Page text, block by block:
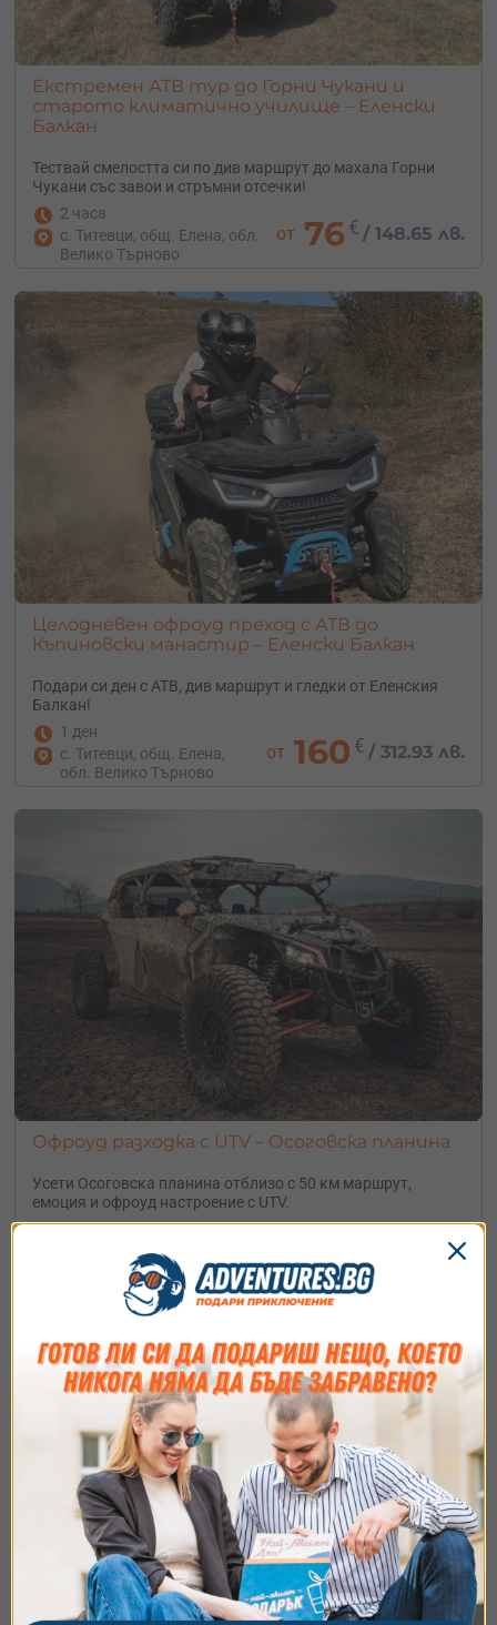
Екстремен АТВ тур до Горни Чукани и
старото климатично училище – Еленски
Балкан
Тествай смелостта си по див маршрут до махала Горни
Чукани със завои и стръмни отсечки!
2 часа
с. Титевци, общ. Елена, обл.
Велико Търново
от 76€ / 148.65 лв.
Целодневен офроуд преход с АТВ до
Къпиновски манастир – Еленски Балкан
Подари си ден с АТВ, див маршрут и гледки от Еленския
Балкан!
1 ден
с. Титевци, общ. Елена,
обл. Велико Търново
от 160 € /312.93 лв.
Офроуд разходка с UTV – Осоговска планина
Усети Осоговска планина отблизо с 50 км маршрут,
емоция и офроуд настроение с UTV.
215.15 лв.
Съгласие Подробности Относно
Ние използваме бисквитки. Използваме
бисквитки и подобни технологии, за да осигурим
работата на уебсайта, да подобрим
изживяването ви, да анализираме използването
на сайта и да ви показваме персонализирано
съдържание и реклами. Можете да приемете